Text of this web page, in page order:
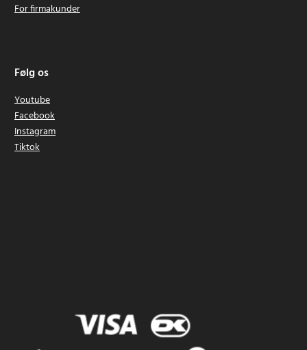
For firmakunder
Følg os
Youtube
Facebook
Instagram
Tiktok